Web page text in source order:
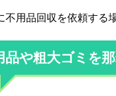
不用品回収を依頼する
品や粗大ゴミを